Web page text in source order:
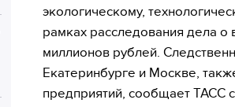
экологическому,
рамках расследования дела
миллионов рублей.
Екатеринбурге и Москве,
предприятий, сообщает ТАСС